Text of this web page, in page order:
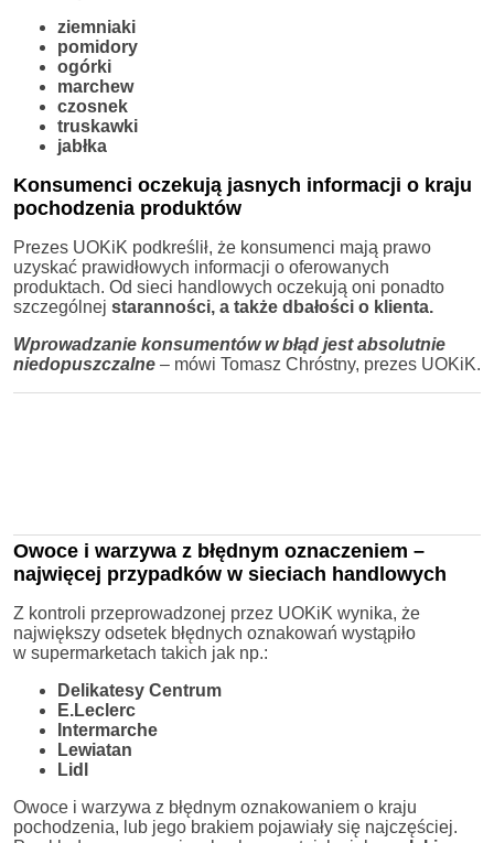
ziemniaki
pomidory
ogórki
marchew
czosnek
truskawki
jabłka
Konsumenci oczekują jasnych informacji o kraju
pochodzenia produktów
Prezes UOKiK podkreślił, że konsumenci mają prawo
uzyskać prawidłowych informacji o oferowanych
produktach. Od sieci handlowych oczekują oni ponadto
szczególnej staranności, a także dbałości o klienta.
Wprowadzanie konsumentów w błąd jest absolutnie
niedopuszczalne – mówi Tomasz Chróstny, prezes UOKiK.
Owoce i warzywa z błędnym oznaczeniem –
najwięcej przypadków w sieciach handlowych
Z kontroli przeprowadzonej przez UOKiK wynika, że
największy odsetek błędnych oznakowań wystąpiło
w supermarketach takich jak np.:
Delikatesy Centrum
E.Leclerc
Intermarche
Lewiatan
Lidl
Owoce i warzywa z błędnym oznakowaniem o kraju
pochodzenia, lub jego brakiem pojawiały się najczęściej.